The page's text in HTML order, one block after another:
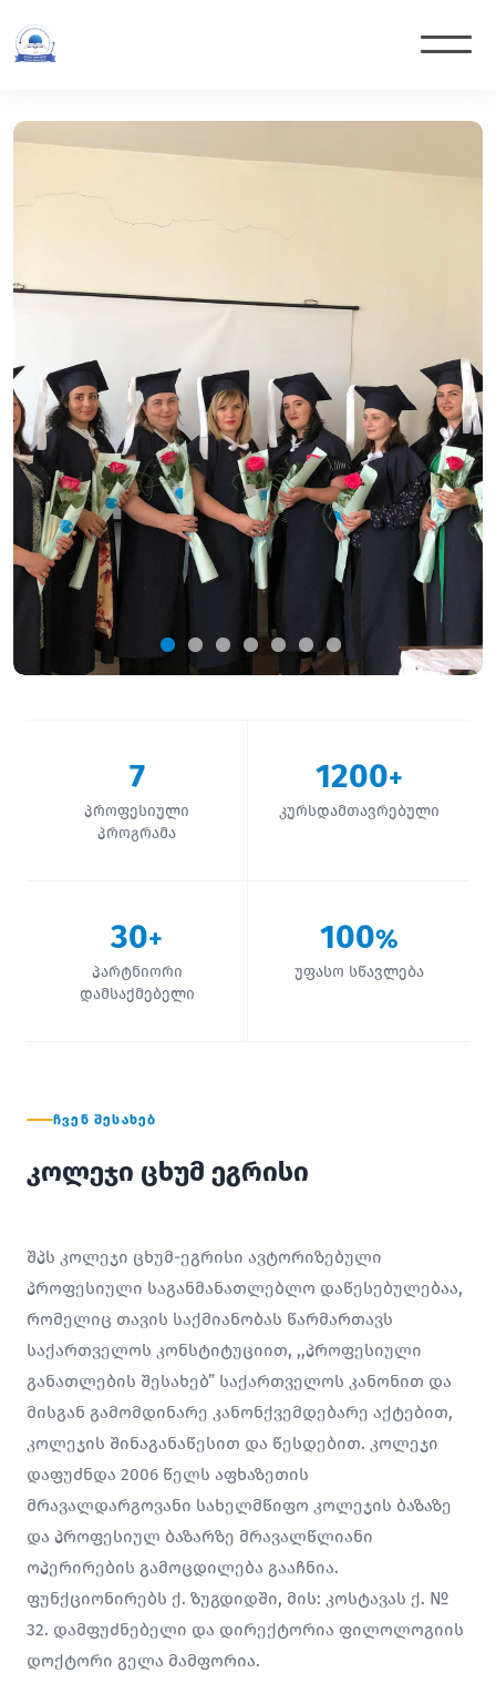
7
პროფესიული
პროგრამა
1200+
კურსდამთავრებული
30+
პარტნიორი
დამსაქმებელი
100%
უფასო სწავლება
ᲩᲕᲔᲜ ᲨᲔᲡᲐᲮᲔᲑ
კოლეჯი ცხუმ ეგრისი
შპს კოლეჯი ცხუმ-ეგრისი ავტორიზებული
პროფესიული საგანმანათლებლო დაწესებულებაა,
რომელიც თავის საქმიანობას წარმართავს
საქართველოს კონსტიტუციით, ,,პროფესიული
განათლების შესახებ” საქართველოს კანონით და
მისგან გამომდინარე კანონქვემდებარე აქტებით,
კოლეჯის შინაგანაწესით და წესდებით. კოლეჯი
დაფუძნდა 2006 წელს აფხაზეთის
მრავალდარგოვანი სახელმწიფო კოლეჯის ბაზაზე
და პროფესიულ ბაზარზე მრავალწლიანი
ოპერირების გამოცდილება გააჩნია.
ფუნქციონირებს ქ. ზუგდიდში, მის: კოსტავას ქ. №
32. დამფუძნებელი და დირექტორია ფილოლოგიის
დოქტორი გელა მამფორია.